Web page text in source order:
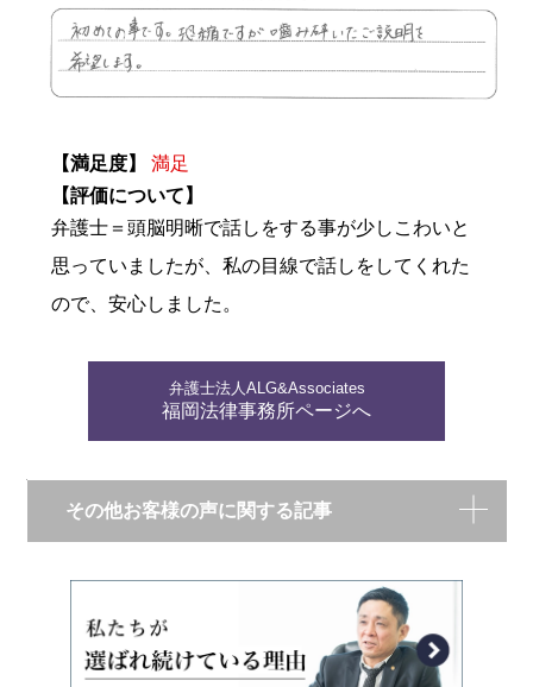
【満足度】
満足
【評価について】
弁護士＝頭脳明晰で話しをする事が少しこわいと
思っていましたが、私の目線で話しをしてくれた
ので、安心しました。
弁護士法人ALG&Associates
福岡法律事務所ページへ
その他お客様の声に関する記事